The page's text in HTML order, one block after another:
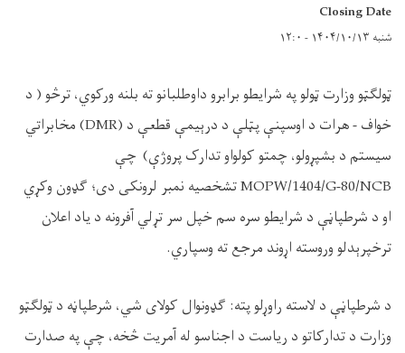
Closing Date
شنبه ۱۴۰۴/۱۰/۱۳ - ۱۲:۰
ټولګټو وزارت ټولو په شرايطو برابرو داوطلبانو ته بلنه ورکوي،ترڅو ( د
خواف -
هرات د اوسپنې پټلې د درېیمې قطعې د (DMR) مخابراتي
سیستم د بشپړولو، چمتو کولواو تدارک پروژې) چې
MOPW/1404/G-80/NCBتشخصیه نمبر لرونکی دی؛ ګډون وکړي
او د شرطپاڼې د شرايطو سره سم خپل سر تړلي آفرونه د یاد اعلان
ترخپرېدلو وروسته اړوند مرجع ته وسپاري.
د شرطپاڼې د لاسته راوړلو پته: ګډونوال کولای شي، شرطپاڼه د ټولګټو
وزارت د تدارکاتو د رياست د اجناسو له آمريت څخه، چې په صدارت